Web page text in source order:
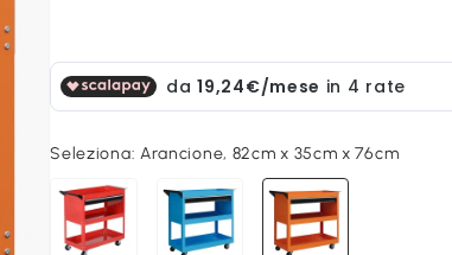
Seleziona: Arancione, 82cm x 35cm x 76cm